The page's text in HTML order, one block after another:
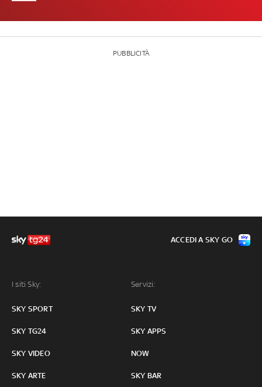
PUBBLICITÀ
I siti Sky:
SKY SPORT
SKY TG24
SKY VIDEO
SKY ARTE
Servizi:
SKY TV
SKY APPS
NOW
SKY BAR
ACCEDI A SKY GO